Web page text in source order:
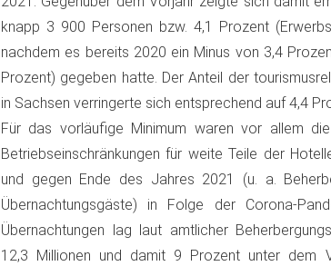
knapp 3 900 Personen bzw. 4,1 Prozent
nachdem es bereits 2020 ein Minus von 3,4
Prozent) gegeben hatte. Der Anteil der
in Sachsen verringerte sich entsprechend auf 4,4
Für das vorläufige Minimum waren vor allem
Betriebseinschränkungen für weite Teile der
und gegen Ende des Jahres 2021 (u. a.
Übernachtungsgäste) in Folge der Corona-
Übernachtungen lag laut amtlicher
12,3 Millionen und damit 9 Prozent unter dem